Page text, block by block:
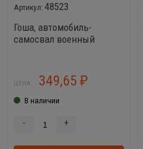
48523
Гоша, автомобиль-
самосвал военный
ЦЕНА: 349,65 ₽
В наличии
- +